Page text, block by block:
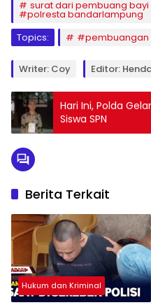
surat dari pembuang
#polresta bandarlampung
Topics:
#pembuangan
Writer: Coy Editor:
Hari Ini, Polda
Siswa SPN
Berita Terkait
Hukum dan Kriminal